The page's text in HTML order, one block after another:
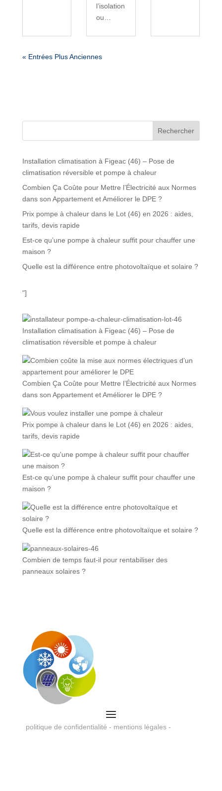
l’isolation
ou…
« Entrées Plus Anciennes
Rechercher
Installation climatisation à Figeac (46) – Pose de
climatisation réversible et pompe à chaleur
Combien Ça Coûte pour Mettre l’Électricité aux Normes
dans son Appartement et Améliorer le DPE ?
Prix pompe à chaleur dans le Lot (46) en 2026 : aides,
tarifs, devis rapide
Est-ce qu’une pompe à chaleur suffit pour chauffer une
maison ?
Quelle est la différence entre photovoltaïque et solaire ?
"]
Installation climatisation à Figeac (46) – Pose de
climatisation réversible et pompe à chaleur
Combien Ça Coûte pour Mettre l’Électricité aux Normes
dans son Appartement et Améliorer le DPE ?
Prix pompe à chaleur dans le Lot (46) en 2026 : aides,
tarifs, devis rapide
Est-ce qu’une pompe à chaleur suffit pour chauffer une
maison ?
Quelle est la différence entre photovoltaïque et solaire ?
Combien de temps faut-il pour rentabiliser des
panneaux solaires ?
politique de confidentialité - mentions légales-